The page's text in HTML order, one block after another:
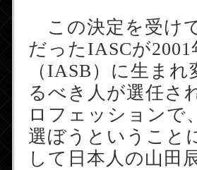
この決定を受け
だったIASCが
（IASB）に生ま
るべき人が選任さ
ロフェッションで
選ぼうということ
して日本人の山田